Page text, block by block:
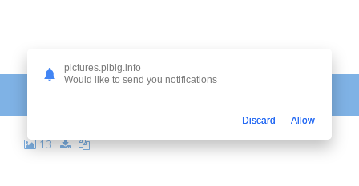
ОРЕЛ РАСКРАСКА ДЛЯ ДЕТЕЙ
13
pictures.pibig.info
Would like to send you notifications
Discard Allow